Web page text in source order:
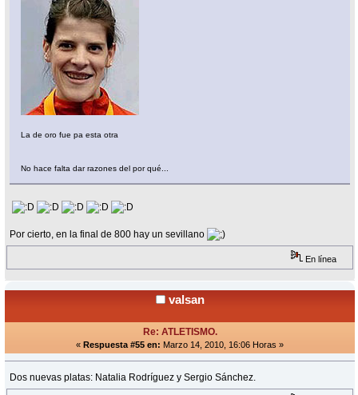
La de oro fue pa esta otra
No hace falta dar razones del por qué...
Por cierto, en la final de 800 hay un sevillano
En línea
valsan
Re: ATLETISMO.
« Respuesta #55 en: Marzo 14, 2010, 16:06 Horas »
Dos nuevas platas: Natalia Rodríguez y Sergio Sánchez.